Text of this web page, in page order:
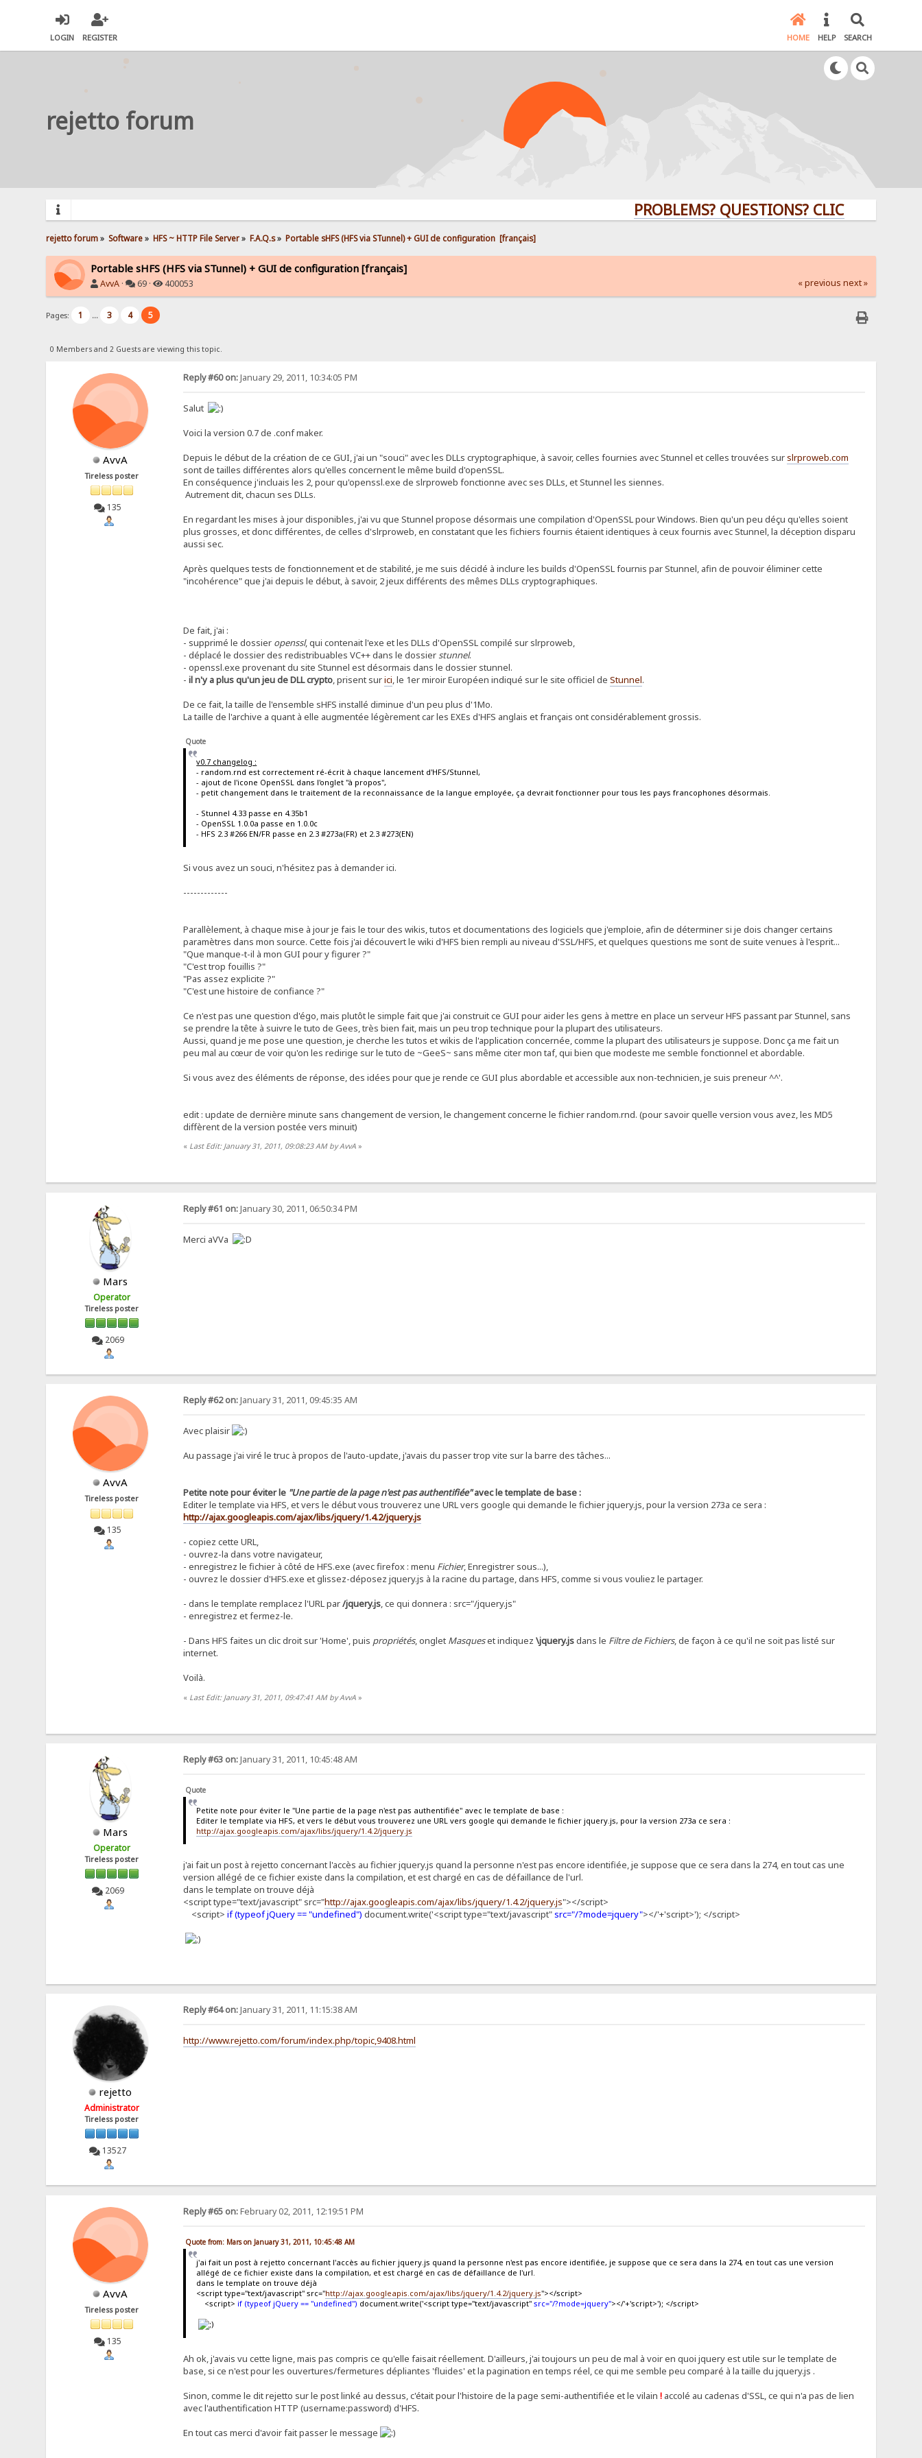
LOGIN REGISTER HOME HELP SEARCH
rejetto forum
PROBLEMS? QUESTIONS? CLICK HERE!
rejetto forum» Software» HFS ~ HTTP File Server» F.A.Q.s» Portable sHFS (HFS via STunnel) + GUI de configuration  [français]
Portable sHFS (HFS via STunnel) + GUI de configuration [français]
AvvA · 69 · 400053 « previous next »
Pages: 1 ... 3 4 5
0 Members and 2 Guests are viewing this topic.
AvvA
Tireless poster
135
Reply #60 on:January 29, 2011, 10:34:05 PM
Salut
Voici la version 0.7 de .conf maker.
Depuis le début de la création de ce GUI, j'ai un "souci" avec les DLLs cryptographique, à savoir, celles fournies avec Stunnel et celles trouvées surslrproweb.com
sont de tailles différentes alors qu'elles concernent le même build d'openSSL.
En conséquence j'incluais les 2, pour qu'openssl.exe de slrproweb fonctionne avec ses DLLs, et Stunnel les siennes.
Autrement dit, chacun ses DLLs.
En regardant les mises à jour disponibles, j'ai vu que Stunnel propose désormais une compilation d'OpenSSL pour Windows. Bien qu'un peu déçu qu'elles soient
plus grosses, et donc différentes, de celles d'slrproweb, en constatant que les fichiers fournis étaient identiques à ceux fournis avec Stunnel, la déception disparu
aussi sec.
Après quelques tests de fonctionnement et de stabilité, je me suis décidé à inclure les builds d'OpenSSL fournis par Stunnel, afin de pouvoir éliminer cette
"incohérence" que j'ai depuis le début, à savoir, 2 jeux différents des mêmes DLLs cryptographiques.
De fait, j'ai :
- supprimé le dossier openssl, qui contenait l'exe et les DLLs d'OpenSSL compilé sur slrproweb,
- déplacé le dossier des redistribuables VC++ dans le dossierstunnel.
- openssl.exe provenant du site Stunnel est désormais dans le dossier stunnel.
- il n'y a plus qu'un jeu de DLL crypto, prisent surici, le 1er miroir Européen indiqué sur le site officiel de Stunnel.
De ce fait, la taille de l'ensemble sHFS installé diminue d'un peu plus d'1Mo.
La taille de l'archive a quant à elle augmentée légèrement car les EXEs d'HFS anglais et français ont considérablement grossis.
Quote
v0.7 changelog :
- random.rnd est correctement ré-écrit à chaque lancement d'HFS/Stunnel,
- ajout de l'icone OpenSSL dans l'onglet "à propos",
- petit changement dans le traitement de la reconnaissance de la langue employée, ça devrait fonctionner pour tous les pays francophones désormais.
- Stunnel 4.33 passe en 4.35b1
- OpenSSL 1.0.0a passe en 1.0.0c
- HFS 2.3 #266 EN/FR passe en 2.3 #273a(FR) et 2.3 #273(EN)
Si vous avez un souci, n'hésitez pas à demander ici.
-------------
Parallèlement, à chaque mise à jour je fais le tour des wikis, tutos et documentations des logiciels que j'emploie, afin de déterminer si je dois changer certains
paramètres dans mon source. Cette fois j'ai découvert le wiki d'HFS bien rempli au niveau d'SSL/HFS, et quelques questions me sont de suite venues à l'esprit...
"Que manque-t-il à mon GUI pour y figurer ?"
"C'est trop fouillis ?"
"Pas assez explicite ?"
"C'est une histoire de confiance ?"
Ce n'est pas une question d'égo, mais plutôt le simple fait que j'ai construit ce GUI pour aider les gens à mettre en place un serveur HFS passant par Stunnel, sans
se prendre la tête à suivre le tuto de Gees, très bien fait, mais un peu trop technique pour la plupart des utilisateurs.
Aussi, quand je me pose une question, je cherche les tutos et wikis de l'application concernée, comme la plupart des utilisateurs je suppose. Donc ça me fait un
peu mal au cœur de voir qu'on les redirige sur le tuto de ~GeeS~ sans même citer mon taf, qui bien que modeste me semble fonctionnel et abordable.
Si vous avez des éléments de réponse, des idées pour que je rende ce GUI plus abordable et accessible aux non-technicien, je suis preneur ^^'.
edit : update de dernière minute sans changement de version, le changement concerne le fichier random.rnd. (pour savoir quelle version vous avez, les MD5
diffèrent de la version postée vers minuit)
« Last Edit: January 31, 2011, 09:08:23 AM by AvvA»
Mars
Operator
Tireless poster
2069
Reply #61 on:January 30, 2011, 06:50:34 PM
Merci aVVa
AvvA
Tireless poster
135
Reply #62 on:January 31, 2011, 09:45:35 AM
Avec plaisir
Au passage j'ai viré le truc à propos de l'auto-update, j'avais du passer trop vite sur la barre des tâches...
Petite note pour éviter le "Une partie de la page n'est pas authentifiée"avec le template de base :
Editer le template via HFS, et vers le début vous trouverez une URL vers google qui demande le fichier jquery.js, pour la version 273a ce sera :
http://ajax.googleapis.com/ajax/libs/jquery/1.4.2/jquery.js
- copiez cette URL,
- ouvrez-la dans votre navigateur,
- enregistrez le fichier à côté de HFS.exe (avec firefox : menu Fichier, Enregistrer sous...),
- ouvrez le dossier d'HFS.exe et glissez-déposez jquery.js à la racine du partage, dans HFS, comme si vous vouliez le partager.
- dans le template remplacez l'URL par/jquery.js, ce qui donnera : src="/jquery.js"
- enregistrez et fermez-le.
- Dans HFS faites un clic droit sur 'Home', puis propriétés, onglet Masqueset indiquez \jquery.jsdans le Filtre de Fichiers, de façon à ce qu'il ne soit pas listé sur
internet.
Voilà.
« Last Edit: January 31, 2011, 09:47:41 AM by AvvA»
Mars
Operator
Tireless poster
2069
Reply #63 on:January 31, 2011, 10:45:48 AM
Quote
Petite note pour éviter le "Une partie de la page n'est pas authentifiée" avec le template de base :
Editer le template via HFS, et vers le début vous trouverez une URL vers google qui demande le fichier jquery.js, pour la version 273a ce sera :
http://ajax.googleapis.com/ajax/libs/jquery/1.4.2/jquery.js
j'ai fait un post à rejetto concernant l'accès au fichier jquery.js quand la personne n'est pas encore identifiée, je suppose que ce sera dans la 274, en tout cas une
version allégé de ce fichier existe dans la compilation, et est chargé en cas de défaillance de l'url.
dans le template on trouve déjà
<script type="text/javascript" src="http://ajax.googleapis.com/ajax/libs/jquery/1.4.2/jquery.js"></script>
<script> if (typeof jQuery == "undefined") document.write('<script type="text/javascript"src="/?mode=jquery"></'+'script>'); </script>
rejetto
Administrator
Tireless poster
13527
Reply #64 on:January 31, 2011, 11:15:38 AM
http://www.rejetto.com/forum/index.php/topic,9408.html
AvvA
Tireless poster
135
Reply #65 on:February 02, 2011, 12:19:51 PM
Quote from: Mars on January 31, 2011, 10:45:48 AM
j'ai fait un post à rejetto concernant l'accès au fichier jquery.js quand la personne n'est pas encore identifiée, je suppose que ce sera dans la 274, en tout cas une version
allégé de ce fichier existe dans la compilation, et est chargé en cas de défaillance de l'url.
dans le template on trouve déjà
<script type="text/javascript" src="http://ajax.googleapis.com/ajax/libs/jquery/1.4.2/jquery.js"></script>
<script> if (typeof jQuery == "undefined") document.write('<script type="text/javascript"src="/?mode=jquery"></'+'script>'); </script>
Ah ok, j'avais vu cette ligne, mais pas compris ce qu'elle faisait réellement. D'ailleurs, j'ai toujours un peu de mal à voir en quoi jquery est utile sur le template de
base, si ce n'est pour les ouvertures/fermetures dépliantes 'fluides' et la pagination en temps réel, ce qui me semble peu comparé à la taille du jquery.js .
Sinon, comme le dit rejetto sur le post linké au dessus, c'était pour l'histoire de la page semi-authentifiée et le vilain !accolé au cadenas d'SSL, ce qui n'a pas de lien
avec l'authentification HTTP (username:password) d'HFS.
En tout cas merci d'avoir fait passer le message